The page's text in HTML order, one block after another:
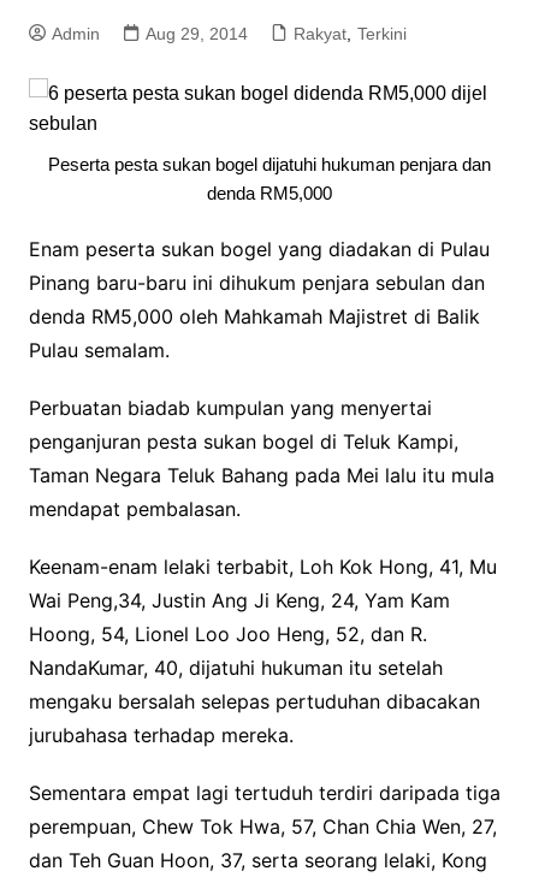
Admin Aug 29, 2014 Rakyat, Terkini
Peserta pesta sukan bogel dijatuhi hukuman penjara dan
denda RM5,000
Enam peserta sukan bogel yang diadakan di Pulau
Pinang baru-baru ini dihukum penjara sebulan dan
denda RM5,000 oleh Mahkamah Majistret di Balik
Pulau semalam.
Perbuatan biadab kumpulan yang menyertai
penganjuran pesta sukan bogel di Teluk Kampi,
Taman Negara Teluk Bahang pada Mei lalu itu mula
mendapat pembalasan.
Keenam-enam lelaki terbabit, Loh Kok Hong, 41, Mu
Wai Peng,34, Justin Ang Ji Keng, 24, Yam Kam
Hoong, 54, Lionel Loo Joo Heng, 52, dan R.
NandaKumar, 40, dijatuhi hukuman itu setelah
mengaku bersalah selepas pertuduhan dibacakan
jurubahasa terhadap mereka.
Sementara empat lagi tertuduh terdiri daripada tiga
perempuan, Chew Tok Hwa, 57, Chan Chia Wen, 27,
dan Teh Guan Hoon, 37, serta seorang lelaki, Kong